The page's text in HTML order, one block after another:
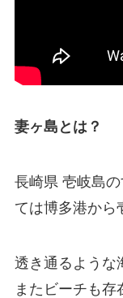
妻ヶ島とは？
長崎県 壱岐島
ては博多港から
透き通るような
またビーチも存